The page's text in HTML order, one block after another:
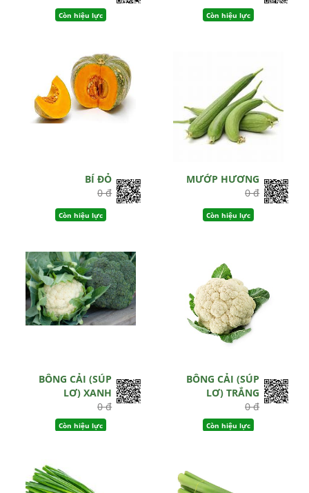
Còn hiệu lực Còn hiệu lực
BÍ ĐỎ
0 đ
Còn hiệu lực
MƯỚP HƯƠNG
0 đ
Còn hiệu lực
BÔNG CẢI (SÚP
LƠ) XANH
0 đ
Còn hiệu lực
BÔNG CẢI (SÚP
LƠ) TRẮNG
0 đ
Còn hiệu lực